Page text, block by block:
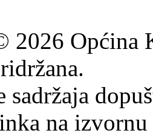
Općina
sadržaja
na izvornu